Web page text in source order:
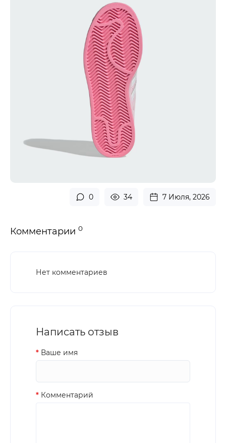
0 34 7 Июля, 2026
Комментарии 0
Нет комментариев
Написать отзыв
Ваше имя
Комментарий